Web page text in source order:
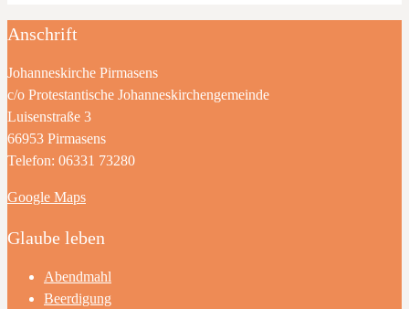
Anschrift
Johanneskirche Pirmasens
c/o Protestantische Johanneskirchengemeinde
Luisenstraße 3
66953 Pirmasens
Telefon: 06331 73280
Google Maps
Glaube leben
Abendmahl
Beerdigung